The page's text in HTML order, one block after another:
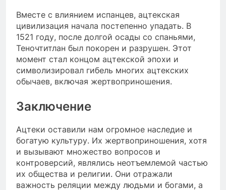
Вместе с влиянием испанцев, ацтекская
цивилизация начала постепенно упадать. В
1521 году, после долгой осады со спаньями,
Теночтитлан был покорен и разрушен. Этот
момент стал концом ацтекской эпохи и
символизировал гибель многих ацтекских
обычаев, включая жертвоприношения.
Заключение
Ацтеки оставили нам огромное наследие и
богатую культуру. Их жертвоприношения, хотя
и вызывают множество вопросов и
контроверсий, являлись неотъемлемой частью
их общества и религии. Они отражали
важность реляции между людьми и богами, а